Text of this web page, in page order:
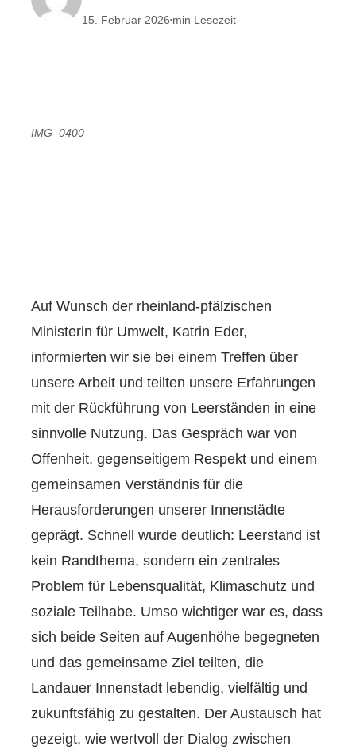
15. Februar 2026•min Lesezeit
IMG_0400
Auf Wunsch der rheinland-pfälzischen
Ministerin für Umwelt, Katrin Eder,
informierten wir sie bei einem Treffen über
unsere Arbeit und teilten unsere Erfahrungen
mit der Rückführung von Leerständen in eine
sinnvolle Nutzung. Das Gespräch war von
Offenheit, gegenseitigem Respekt und einem
gemeinsamen Verständnis für die
Herausforderungen unserer Innenstädte
geprägt. Schnell wurde deutlich: Leerstand ist
kein Randthema, sondern ein zentrales
Problem für Lebensqualität, Klimaschutz und
soziale Teilhabe. Umso wichtiger war es, dass
sich beide Seiten auf Augenhöhe begegneten
und das gemeinsame Ziel teilten, die
Landauer Innenstadt lebendig, vielfältig und
zukunftsfähig zu gestalten. Der Austausch hat
gezeigt, wie wertvoll der Dialog zwischen